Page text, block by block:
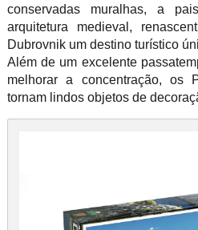
conservadas muralhas, a
arquitetura medieval,
Dubrovnik um destino turístico
Além de um excelente
melhorar a concentração, os
tornam lindos objetos de